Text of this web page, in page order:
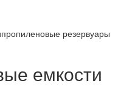
емкости